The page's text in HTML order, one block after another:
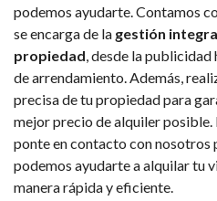
podemos ayudarte. Contamos
se encarga de la gestión
propiedad, desde la
de arrendamiento. Además,
precisa de tu propiedad para
mejor precio de alquiler
ponte en contacto con nosotros
podemos ayudarte a alquilar tu
manera rápida y eficiente.